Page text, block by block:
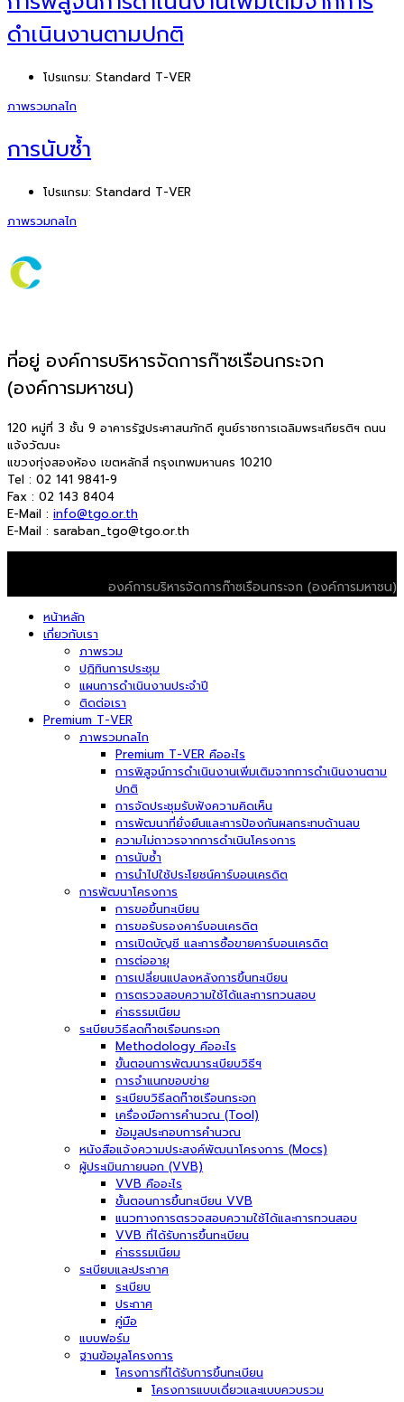
ดำเนินงานตามปกติ
โปรแกรม: Standard T-VER
ภาพรวมกลไก
การนับซ้ำ
โปรแกรม: Standard T-VER
ภาพรวมกลไก
ที่อยู่ องค์การบริหารจัดการก๊าซเรือนกระจก
(องค์การมหาชน)
120 หมู่ที่ 3 ชั้น 9 อาคารรัฐประศาสนภักดี ศูนย์ราชการเฉลิมพระเกียรติฯ ถนน
แจ้งวัฒนะ
แขวงทุ่งสองห้อง เขตหลักสี่ กรุงเทพมหานคร 10210
Tel : 02 141 9841-9
Fax : 02 143 8404
E-Mail : info@tgo.or.th
E-Mail : saraban_tgo@tgo.or.th
องค์การบริหารจัดการก๊าซเรือนกระจก (องค์การมหาชน)
หน้าหลัก
เกี่ยวกับเรา
ภาพรวม
ปฏิทินการประชุม
แผนการดำเนินงานประจำปี
ติดต่อเรา
Premium T-VER
ภาพรวมกลไก
Premium T-VER คืออะไร
การพิสูจน์การดำเนินงานเพิ่มเติมจากการดำเนินงานตาม
ปกติ
การจัดประชุมรับฟังความคิดเห็น
การพัฒนาที่ยั่งยืนและการป้องกันผลกระทบด้านลบ
ความไม่ถาวรจากการดำเนินโครงการ
การนับซ้ำ
การนำไปใช้ประโยชน์คาร์บอนเครดิต
การพัฒนาโครงการ
การขอขึ้นทะเบียน
การขอรับรองคาร์บอนเครดิต
การเปิดบัญชี และการซื้อขายคาร์บอนเครดิต
การต่ออายุ
การเปลี่ยนแปลงหลังการขึ้นทะเบียน
การตรวจสอบความใช้ได้และการทวนสอบ
ค่าธรรมเนียม
ระเบียบวิธีลดก๊าซเรือนกระจก
Methodology คืออะไร
ขั้นตอนการพัฒนาระเบียบวิธีฯ
การจำแนกขอบข่าย
ระเบียบวิธีลดก๊าซเรือนกระจก
เครื่องมือการคำนวณ (Tool)
ข้อมูลประกอบการคำนวณ
หนังสือแจ้งความประสงค์พัฒนาโครงการ (Mocs)
ผู้ประเมินภายนอก (VVB)
VVB คืออะไร
ขั้นตอนการขึ้นทะเบียน VVB
แนวทางการตรวจสอบความใช้ได้และการทวนสอบ
VVB ที่ได้รับการขึ้นทะเบียน
ค่าธรรมเนียม
ระเบียบและประกาศ
ระเบียบ
ประกาศ
คู่มือ
แบบฟอร์ม
ฐานข้อมูลโครงการ
โครงการที่ได้รับการขึ้นทะเบียน
โครงการแบบเดี่ยวและแบบควบรวม